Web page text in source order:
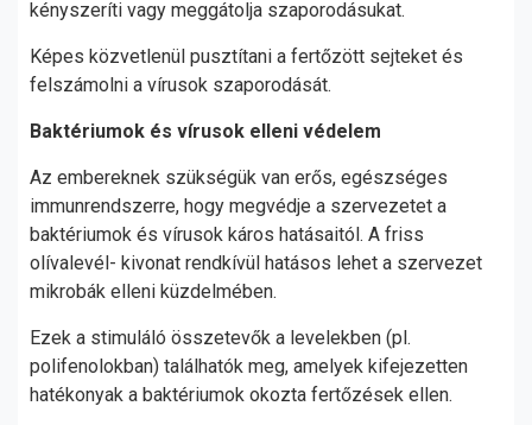
kényszeríti vagy meggátolja szaporodásukat.
Képes közvetlenül pusztítani a fertőzött sejteket és
felszámolni a vírusok szaporodását.
Baktériumok és vírusok elleni védelem
Az embereknek szükségük van erős, egészséges
immunrendszerre, hogy megvédje a szervezetet a
baktériumok és vírusok káros hatásaitól. A friss
olívalevél- kivonat rendkívül hatásos lehet a szervezet
mikrobák elleni küzdelmében.
Ezek a stimuláló összetevők a levelekben (pl.
polifenolokban) találhatók meg, amelyek kifejezetten
hatékonyak a baktériumok okozta fertőzések ellen.